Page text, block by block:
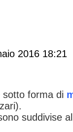
2016 18:21
sotto forma di
suddivise